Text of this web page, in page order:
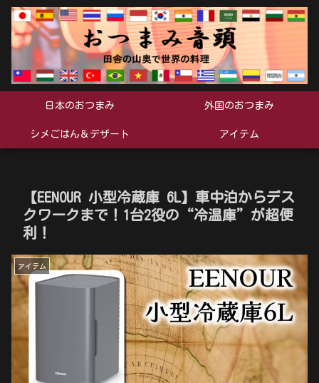
日本のおつまみ 外国のおつまみ
シメごはん＆デザート アイテム
【EENOUR 小型冷蔵庫 6L】車中泊からデス
クワークまで！1台2役の“冷温庫”が超便
利！
アイテム